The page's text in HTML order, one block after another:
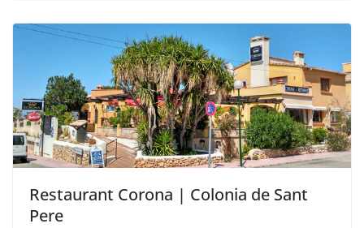
Restaurant Corona | Colonia de Sant
Pere